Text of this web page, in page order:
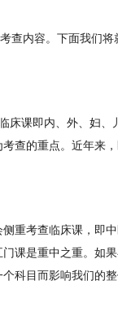
查内容。下面我们
床课即内、外、妇
查的重点。近年来
重考查临床课，即
课是重中之重。如
科目而影响我们的整